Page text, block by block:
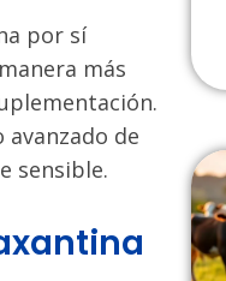
por sí
más
de
sensible.